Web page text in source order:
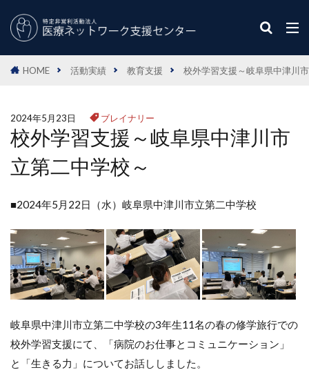
HOME 活動実績 教育支援 校外学習支援～岐阜県中津川
2024年5月23日 ブレイナリー
校外学習支援～岐阜県中津川市
立第二中学校～
■2024年5月22日（水）岐阜県中津川市立第二中学校
岐阜県中津川市立第二中学校の3年生11名の春の修学旅行での
校外学習支援にて、「病院のお仕事とコミュニケーション」
と「生きる力」についてお話ししました。